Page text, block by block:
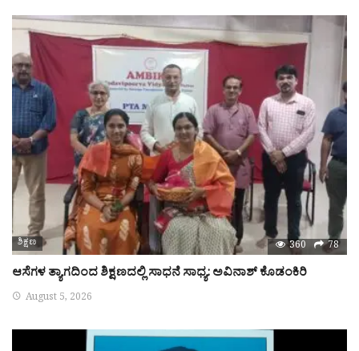
ಶಿಕ್ಷಣ 360 78
ಆಸೆಗಳ ತ್ಯಾಗದಿಂದ ಶಿಕ್ಷಣದಲ್ಲಿ ಸಾಧನೆ ಸಾಧ್ಯ: ಅವಿನಾಶ್ ಕೊಡಂಕಿರಿ
August 5, 2026